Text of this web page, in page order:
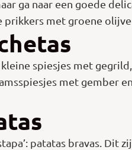
ga naar een goede
prikkers met groene
spiesjes met
met gember
patatas bravas.